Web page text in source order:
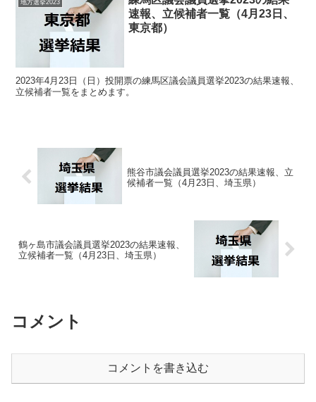
地方選挙2023
速報、立候補者一覧（4月23日、
東京都）
2023年4月23日（日）投開票の練馬区議会議員選挙2023の結果速報、
立候補者一覧をまとめます。
熊谷市議会議員選挙2023の結果速報、立
候補者一覧（4月23日、埼玉県）
鶴ヶ島市議会議員選挙2023の結果速報、
立候補者一覧（4月23日、埼玉県）
コメント
コメントを書き込む